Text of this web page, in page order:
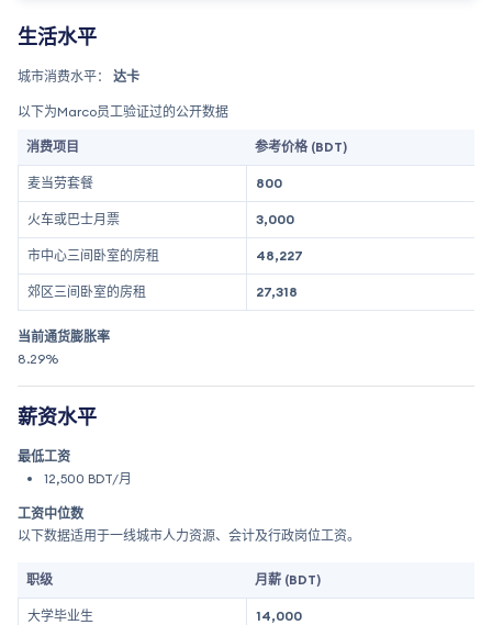
生活水平
城市消费水平： 达卡
以下为Marco员工验证过的公开数据
消费项目 参考价格 (BDT)
麦当劳套餐 800
火车或巴士月票 3,000
市中心三间卧室的房租 48,227
郊区三间卧室的房租 27,318
当前通货膨胀率
8.29%
薪资水平
最低工资
12,500 BDT/月
工资中位数
以下数据适用于一线城市人力资源、会计及行政岗位工资。
职级 月薪 (BDT)
大学毕业生 14,000